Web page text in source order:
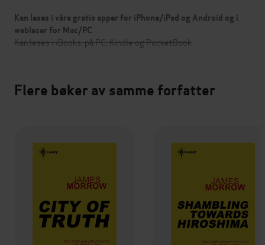
Kan leses i våre gratis apper for iPhone/iPad og Android og i
webleser for Mac/PC
Kan leses i iBooks, på PC, Kindle og PocketBook
Flere bøker av samme forfatter